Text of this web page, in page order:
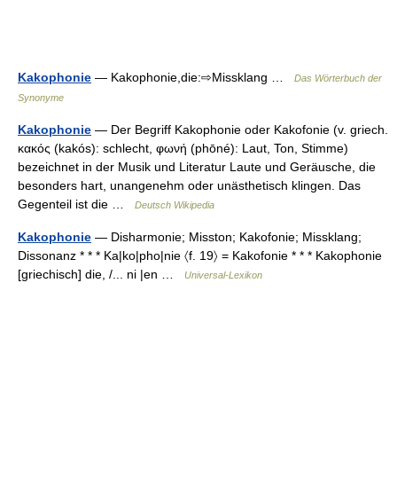
Kakophonie — Kakophonie,die:⇨Missklang …
Das Wörterbuch der
Synonyme
Kakophonie — Der Begriff Kakophonie oder Kakofonie (v. griech.
κακός (kakós): schlecht, φωνή (phōné): Laut, Ton, Stimme)
bezeichnet in der Musik und Literatur Laute und Geräusche, die
besonders hart, unangenehm oder unästhetisch klingen. Das
Gegenteil ist die …
Deutsch Wikipedia
Kakophonie — Disharmonie; Misston; Kakofonie; Missklang;
Dissonanz * * * Ka|ko|pho|nie 〈f. 19〉 = Kakofonie * * * Kakophonie
[griechisch] die, /... ni |en …
Universal-Lexikon